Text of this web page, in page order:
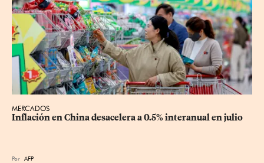
MERCADOS
Inflación en China desacelera a 0.5% interanual en julio
Por AFP